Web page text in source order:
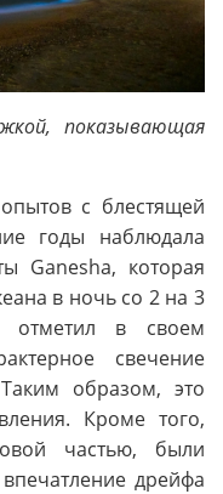
показывающая
с блестящей
годы наблюдала
Ganesha, которая
в ночь со 2 на 3
отметил в своем
свечение
образом, это
Кроме того,
частью, были
дрейфа